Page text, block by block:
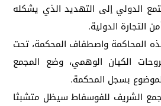
الدولي إلى التهديد الذي يشكله
التجارة الدولية.
المحاكمة واصطفاف المحكمة، تحت
الكيان الوهمي، وضع المجمع
بسجل المحكمة.
الشريف للفوسفاط سيظل متشبثا